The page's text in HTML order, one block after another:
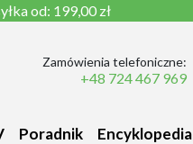
od: 199,00 zł
Zamówienia telefoniczne:
+48 724 467 969
Poradnik Encyklopedia